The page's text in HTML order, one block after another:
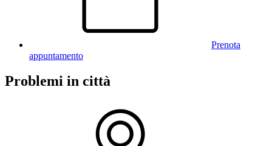
Prenota
appuntamento
Problemi in città